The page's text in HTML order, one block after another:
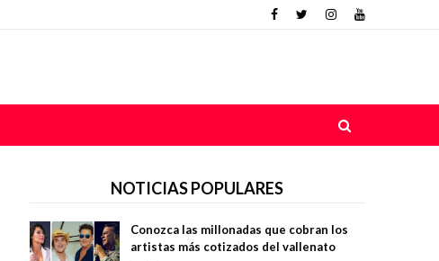
NOTICIAS POPULARES
Conozca las millonadas que cobran los
artistas más cotizados del vallenato